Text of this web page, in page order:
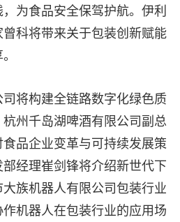
为食品安全保驾护航。伊利
科将带来关于包装创新赋能
将构建全链路数字化绿色质
州千岛湖啤酒有限公司副总
品企业变革与可持续发展策
经理崔剑锋将介绍新世代下
族机器人有限公司包装行业
机器人在包装行业的应用场